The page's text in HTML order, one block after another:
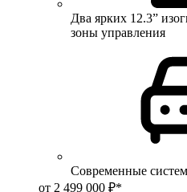
Два ярких 12.3”
зоны управления
Современные
от 2 499 000 ₽*